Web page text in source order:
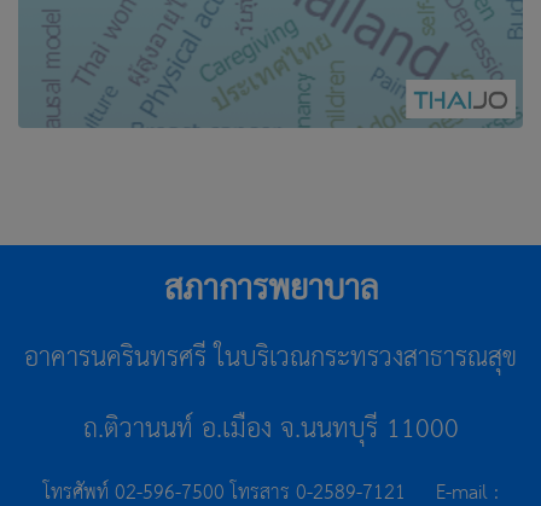
สภาการพยาบาล
อาคารนครินทรศรี ในบริเวณกระทรวงสาธารณสุข
ถ.ติวานนท์ อ.เมือง จ.นนทบุรี 11000
โทรศัพท์ 02-596-7500 โทรสาร 0-2589-7121 E-mail :